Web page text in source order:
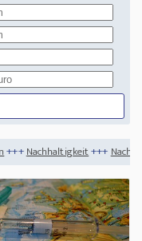
+++Nachhaltig Backen - So